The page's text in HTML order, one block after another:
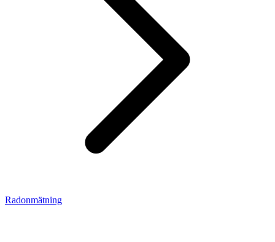
Radonmätning